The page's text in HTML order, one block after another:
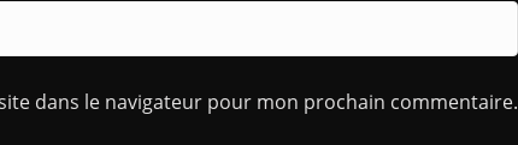
dans le navigateur pour mon prochain commentaire.